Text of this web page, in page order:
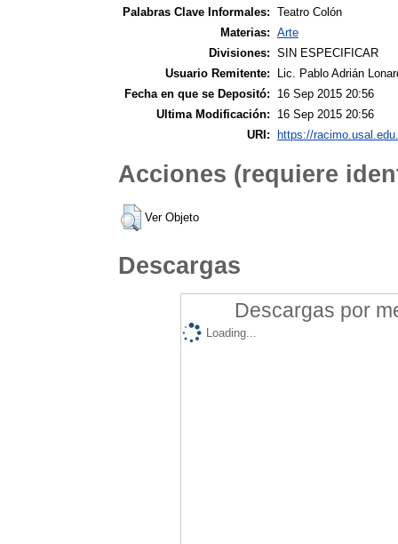
Palabras Clave Informales: Teatro Colón
Materias: Arte
Divisiones: SIN ESPECIFICAR
Usuario Remitente:
Lic. Pablo Adrián
Fecha en que se Depositó:
16 Sep 2015 20:56
Ultima Modificación:
16 Sep 2015 20:56
URI:
https://
Acciones (requiere
Ver Objeto
Descargas
Descargas por
Loading...